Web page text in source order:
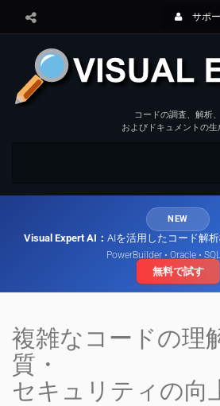
サポ
コードの調査、解析、
およびドキュメントの生
NEW
Visual Expert AI： AIを活用したコード解
PowerBuilder • Oracle •
無料で試す
複雑なコードの理
質・
セキュリティの向